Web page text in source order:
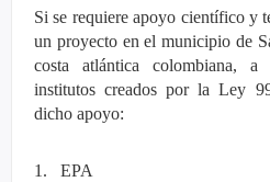
Si se requiere apoyo científico y
un proyecto en el municipio de
costa atlántica colombiana,
institutos creados por la Ley
dicho apoyo:
1. EPA